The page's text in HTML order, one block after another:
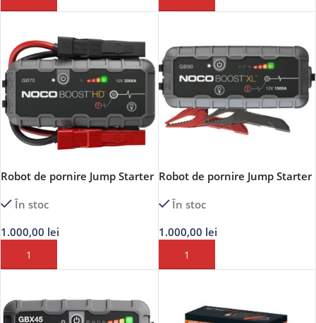
Robot de pornire Jump Starter
HD Lithium 2000A
În stoc
1.000,00 lei
ADAUGĂ ÎN COȘ
Robot de pornire Jump Starter
XL Lithium 1500A
În stoc
1.000,00 lei
ADAUGĂ ÎN COȘ